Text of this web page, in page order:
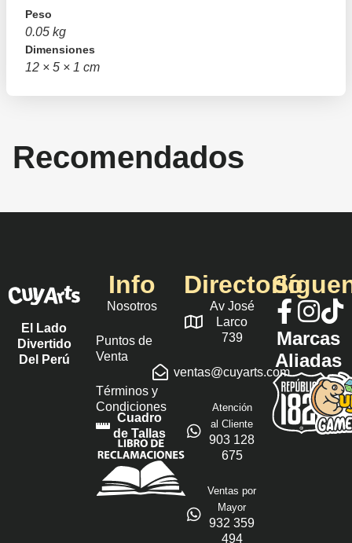
Peso
0.05 kg
Dimensiones
12 × 5 × 1 cm
Recomendados
El Lado
Divertido
Del Perú
Info
Nosotros
Puntos de
Venta
Términos y
Condiciones
Cuadro
de Tallas
Directorio
Av José
Larco
739
ventas@cuyarts.com
Atención
al Cliente
903 128
675
Ventas por
Mayor
932 359
494
Marcas
Aliadas